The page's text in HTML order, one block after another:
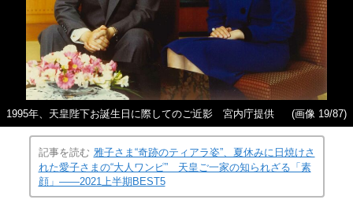
1995年、天皇陛下お誕生日に際してのご近影 宮内庁提供 (画像 19/87)
記事を読む 雅子さま“奇跡のティアラ姿”、夏休みに日焼けさ
れた愛子さまの“大人ワンピ” 天皇ご一家の知られざる「素
顔」――2021上半期BEST5